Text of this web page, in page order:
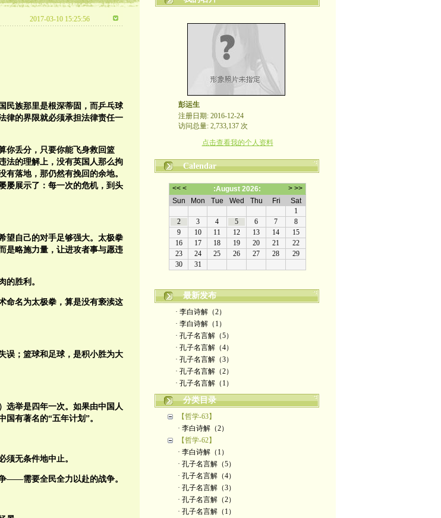
2017-03-10 15:25:56
民族那里是根深蒂固，而乒乓球
律的界限就必须承担法律责任一
你丢分，只要你能飞身救回篮
法的理解上，没有英国人那么拘
落地，那仍然有挽回的余地。
屡展示了：每一次的危机，到头
望自己的对手足够强大。太极拳
是略施力量，让进攻者事与愿违
的胜利。
命名为太极拳，算是没有亵渎这
误；篮球和足球，是积小胜为大
选举是四年一次。如果由中国人
有著名的“五年计划”。
须无条件地中止。
——需要全民全力以赴的战争。
彭运生
注册日期: 2016-12-24
访问总量: 2,733,137 次
点击查看我的个人资料
Calendar
最新发布
· 李白诗解（2）
· 李白诗解（1）
· 孔子名言解（5）
· 孔子名言解（4）
· 孔子名言解（3）
· 孔子名言解（2）
· 孔子名言解（1）
分类目录
【哲学-63】
· 李白诗解（2）
【哲学-62】
· 李白诗解（1）
· 孔子名言解（5）
· 孔子名言解（4）
· 孔子名言解（3）
· 孔子名言解（2）
· 孔子名言解（1）